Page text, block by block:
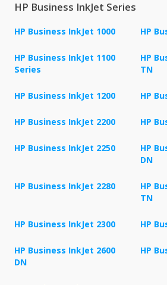
HP Business InkJet Series
HP Business InkJet 1000 HP
HP Business InkJet 1100
Series
HP
TN
HP Business InkJet 1200 HP
HP Business InkJet 2200 HP
HP Business InkJet 2250
HP
DN
HP Business InkJet 2280
HP
TN
HP Business InkJet 2300 HP
HP Business InkJet 2600
DN
HP